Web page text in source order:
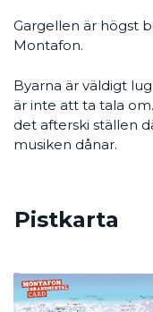
Gargellen är högst
Montafon.
Byarna är väldigt
är inte att ta tala
det afterski ställen
musiken dånar.
Pistkarta